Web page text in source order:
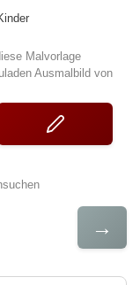
Malvorlage
Ausmalbild von
→